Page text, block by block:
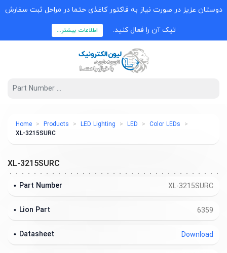
دوستان عزیز در صورت نیاز به فاکتور کاغذی حتما در مراحل ثبت سفارش
تیک آن را فعال کنید. اطلاعات بیشتر...
Home Products LED Lighting LED
Color LEDs
XL-3215SURC
XL-3215SURC
XL-3215SURC
Part Number
6359
Lion Part
Download
Datasheet